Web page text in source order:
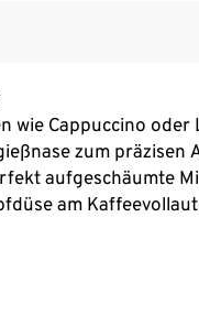
wie Cappuccino oder
zum präzisen
aufgeschäumte
am
in 50-ml-Schritten